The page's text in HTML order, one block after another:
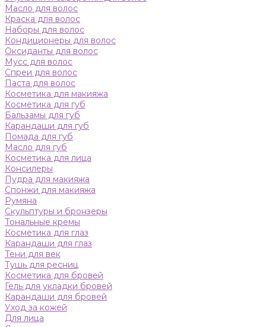
Масло для волос
Краска для волос
Наборы для волос
Кондиционеры для волос
Оксиданты для волос
Мусс для волос
Спреи для волос
Паста для волос
Косметика для макияжа
Косметика для губ
Бальзамы для губ
Карандаши для губ
Помада для губ
Масло для губ
Косметика для лица
Консилеры
Пудра для макияжа
Спонжи для макияжа
Румяна
Скульптуры и бронзеры
Тональные кремы
Косметика для глаз
Карандаши для глаз
Тени для век
Тушь для ресниц
Косметика для бровей
Гель для укладки бровей
Карандаши для бровей
Уход за кожей
Для лица